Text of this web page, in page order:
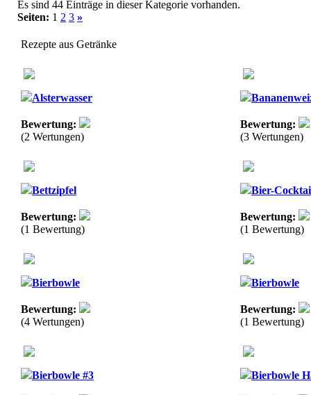
Es sind 44 Einträge in dieser Kategorie vorhanden.
Seiten: 1 2 3 »
Rezepte aus Getränke
Alsterwasser
Bewertung:
(2 Wertungen)
Bewertung:
(3 Wertungen)
Bettzipfel
Bewertung:
(1 Bewertung)
Bier-
Bewertung:
(1 Bewertung)
Bierbowle
Bewertung:
(4 Wertungen)
Bierbowle
Bewertung:
(1 Bewertung)
Bierbowle #3 Bierbowle